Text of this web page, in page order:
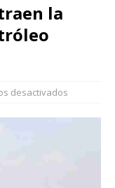
la
desactivados